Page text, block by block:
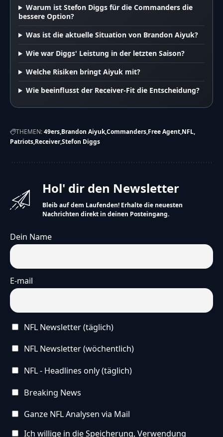
Warum ist Stefon Diggs für die Commanders die
bessere Option?
Was ist die aktuelle Situation von Brandon Aiyuk?
Wie war Diggs' Leistung in der letzten Saison?
Welche Risiken bringt Aiyuk mit?
Wie beeinflusst der Receiver-Fit die Entscheidung?
THEMEN:49ers Brandon AiyukCommanders Free Agent NFL
Patriots ReceiverStefon Diggs
Hol' dir den Newsletter
Bleib auf dem Laufenden! Erhalte die neuesten
Nachrichten direkt in deinen Posteingang.
Dein Name
E-mail
NFL Newsletter (täglich)
NFL Newsletter (wöchentlich)
NFL - Headlines only (täglich)
Breaking News
Ganze NFL Analysen via Mail
Ich willige in die Speicherung, Verwendung